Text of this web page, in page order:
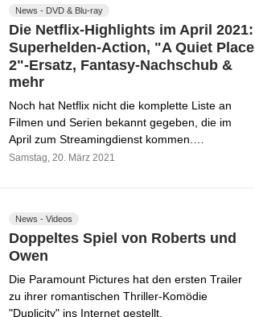
News - DVD & Blu-ray
Die Netflix-Highlights im April 2021:
Superhelden-Action, "A Quiet Place
2"-Ersatz, Fantasy-Nachschub &
mehr
Noch hat Netflix nicht die komplette Liste an
Filmen und Serien bekannt gegeben, die im
April zum Streamingdienst kommen.…
Samstag, 20. März 2021
News - Videos
Doppeltes Spiel von Roberts und
Owen
Die Paramount Pictures hat den ersten Trailer
zu ihrer romantischen Thriller-Komödie
"Duplicity" ins Internet gestellt.